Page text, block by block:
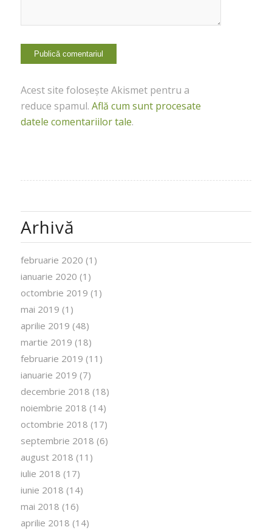
Acest site folosește Akismet pentru a
reduce spamul. Află cum sunt procesate
datele comentariilor tale.
Arhivă
februarie 2020 (1)
ianuarie 2020 (1)
octombrie 2019 (1)
mai 2019 (1)
aprilie 2019 (48)
martie 2019 (18)
februarie 2019 (11)
ianuarie 2019 (7)
decembrie 2018 (18)
noiembrie 2018 (14)
octombrie 2018 (17)
septembrie 2018 (6)
august 2018 (11)
iulie 2018 (17)
iunie 2018 (14)
mai 2018 (16)
aprilie 2018 (14)